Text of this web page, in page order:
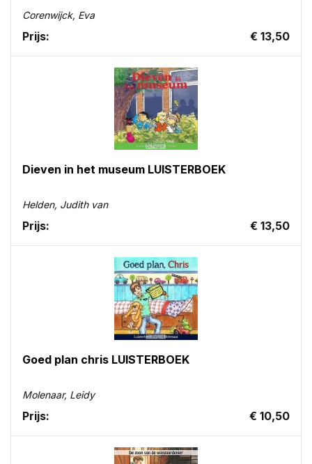
Corenwijck, Eva
Prijs: € 13,50
Dieven in het museum LUISTERBOEK
Helden, Judith van
Prijs: € 13,50
Goed plan chris LUISTERBOEK
Molenaar, Leidy
Prijs: € 10,50